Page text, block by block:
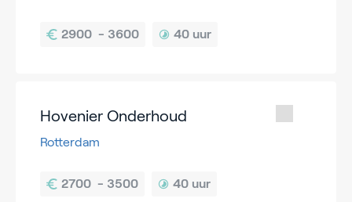
40 uur
Hovenier Onderhoud
Rotterdam
40 uur